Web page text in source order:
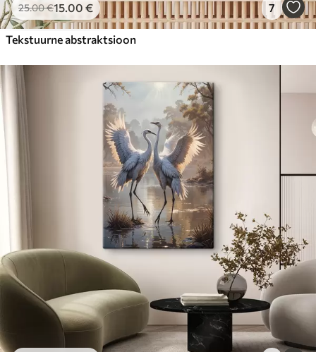
25.00€15.00 € 7
Tekstuurne abstraktsioon